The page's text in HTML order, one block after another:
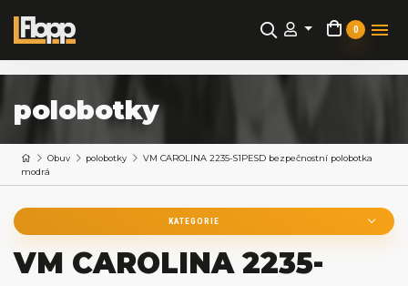
0
polobotky
Obuv polobotky
VM CAROLINA 2235-S1PESD bezpečnostní polobotka
modrá
KATEGORIE
VM CAROLINA 2235-